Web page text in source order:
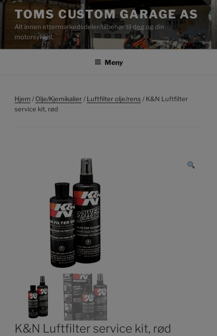
Gå
innhold
TOMS CUSTOM GARAGE AS
Alt innen ettermarkedsdeler/tilbehør til deg og din
motorsykkel.
Meny
Hjem / Olje/Kjemikalier / Luftfilter olje/rens / K&N Luftfilter
service kit, rød
K&N Luftfilter service kit, rød